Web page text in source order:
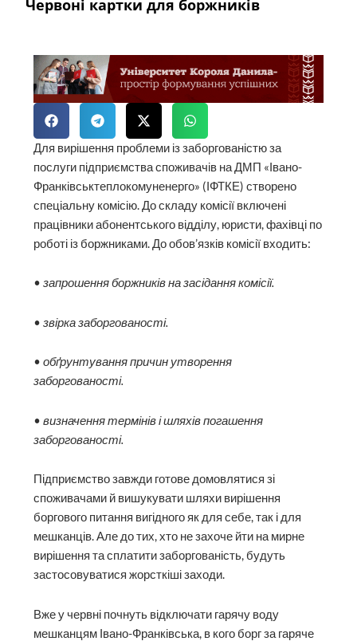
Червоні картки для боржників
Для вирішення проблеми із заборгованістю за
послуги підприємства споживачів на ДМП «Івано-
Франківськтеплокомуненерго» (ІФТКЕ) створено
спеціальну комісію. До складу комісії включені
працівники абонентського відділу, юристи, фахівці по
роботі із боржниками. До обов’язків комісії входить:
• запрошення боржників на засідання комісії.
• звірка заборгованості.
• обґрунтування причин утворення
заборгованості.
• визначення термінів і шляхів погашення
заборгованості.
Підприємство завжди готове домовлятися зі
споживачами й вишукувати шляхи вирішення
боргового питання вигідного як для себе, так і для
мешканців. Але до тих, хто не захоче йти на мирне
вирішення та сплатити заборгованість, будуть
застосовуватися жорсткіші заходи.
Вже у червні поч­нуть відключати гарячу воду
мешканцям Івано-Франківська, в кого борг за гаряче